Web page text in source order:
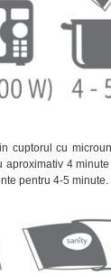
cuptorul cu
aproximativ 4
pentru 4-5 minute.